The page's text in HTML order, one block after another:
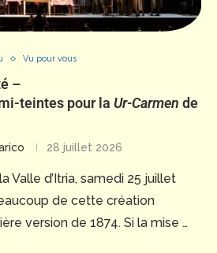
Vu pour vous
–
teintes pour la Ur-Carmen de
28 juillet 2026
Valle d’Itria, samedi 25 juillet
de cette création
version de 1874. Si la mise …